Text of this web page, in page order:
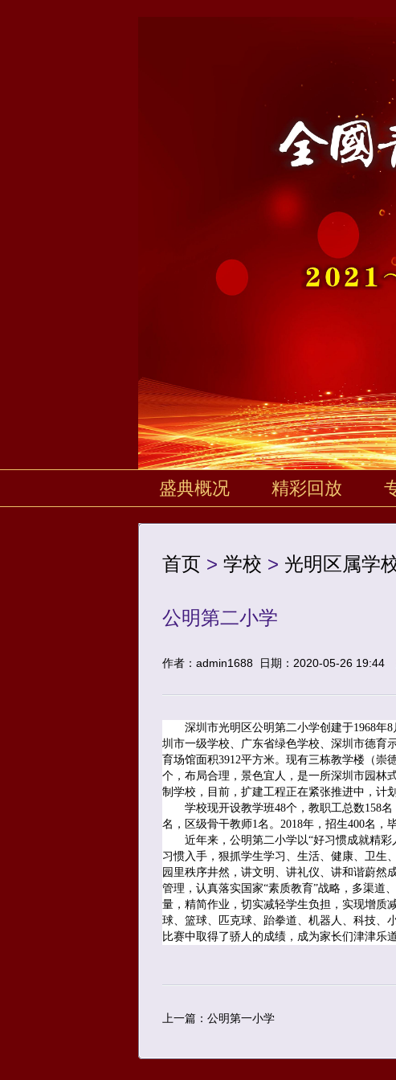
盛典概况 精彩回放
首页 > 学校 > 光明区属学
公明第二小学
作者：admin1688 日期：2020-05-26 19:44
深圳市光明区公明第二小学创建于1968年8
圳市一级学校、广东省绿色学校、深圳市德育
育场馆面积3912平方米。现有三栋教学楼（崇
个，布局合理，景色宜人，是一所深圳市园林
制学校，目前，扩建工程正在紧张推进中，计
学校现开设教学班48个，教职工总数158名
名，区级骨干教师1名。2018年，招生400名，
近年来，公明第二小学以“好习惯成就精彩
习惯入手，狠抓学生学习、生活、健康、卫生
园里秩序井然，讲文明、讲礼仪、讲和谐蔚然
管理，认真落实国家“素质教育”战略，多渠道
量，精简作业，切实减轻学生负担，实现增质
球、篮球、匹克球、跆拳道、机器人、科技、
比赛中取得了骄人的成绩，成为家长们津津乐
上一篇：公明第一小学